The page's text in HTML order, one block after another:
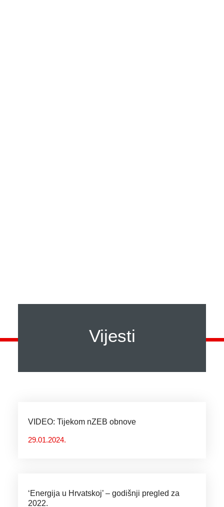
Vijesti
VIDEO: Tijekom nZEB obnove
29.01.2024.
‘Energija u Hrvatskoj’ – godišnji pregled za
2022.